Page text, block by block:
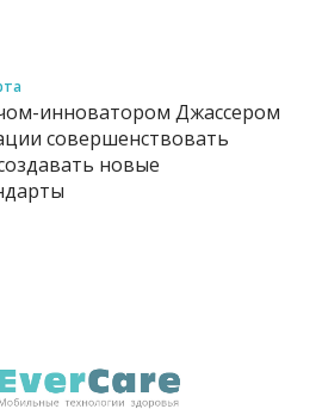
инноватором Джассером
совершенствовать
новые